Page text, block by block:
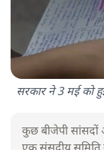
सरकार ने 3 मई को
कुछ बीजेपी सांसदों